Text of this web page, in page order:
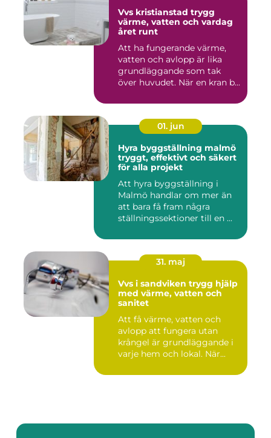
Vvs kristianstad trygg
värme, vatten och vardag
året runt
Att ha fungerande värme,
vatten och avlopp är lika
grundläggande som tak
över huvudet. När en kran b...
01. jun
Hyra byggställning malmö
tryggt, effektivt och säkert
för alla projekt
Att hyra byggställning i
Malmö handlar om mer än
att bara få fram några
ställningssektioner till en ...
31. maj
Vvs i sandviken trygg hjälp
med värme, vatten och
sanitet
Att få värme, vatten och
avlopp att fungera utan
krångel är grundläggande i
varje hem och lokal. När...